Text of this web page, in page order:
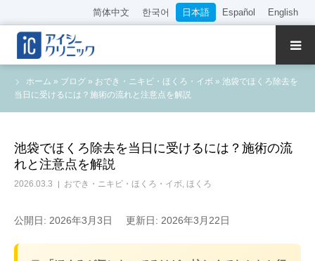
简体中文 한국어 日本語 Español English
ホーム » ブログ » おでき・ニキビ・ほくろ・イボ » 池袋でほくろ除去を
当日に受けるには？施術の流れと注意点を解説
池袋でほくろ除去を当日に受けるには？施術の流
れと注意点を解説
2026.03.3 おでき・ニキビ・ほくろ・イボ, ほくろ
公開日: 2026年3月3日 更新日: 2026年3月22日
クリニック紹介
診療内容
WEB予約
料金表
アクセス